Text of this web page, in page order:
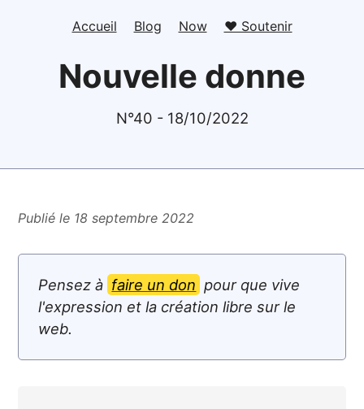
Accueil Blog Now ❤️ Soutenir
Nouvelle donne
N°40 - 18/10/2022
Publié le 18 septembre 2022
Pensez à faire un don pour que vive
l'expression et la création libre sur le
web.